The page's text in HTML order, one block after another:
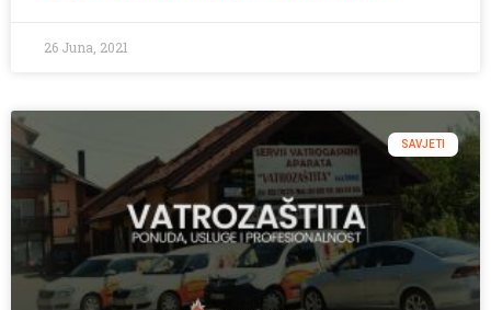
26 Juna, 2021
SAVJETI